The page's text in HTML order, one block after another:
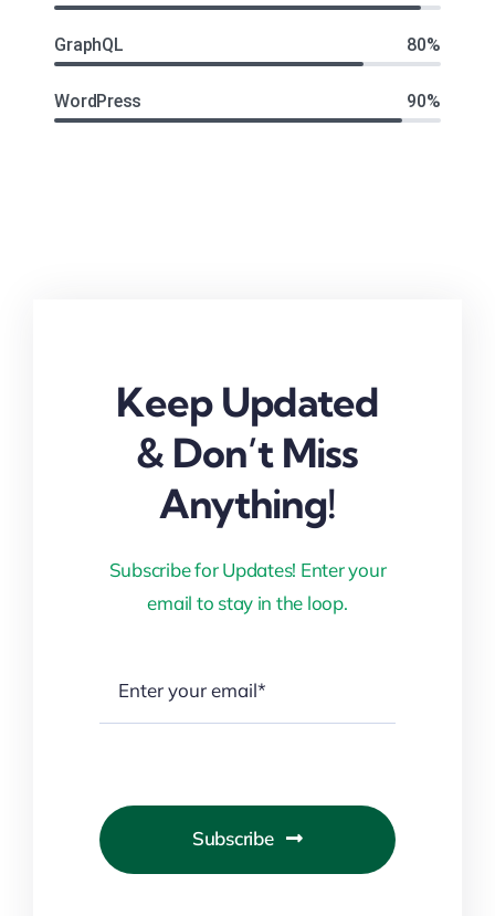
GraphQL 80%
WordPress 90%
Keep Updated
& Don’t Miss
Anything!
Subscribe for Updates! Enter your
email to stay in the loop.
Subscribe